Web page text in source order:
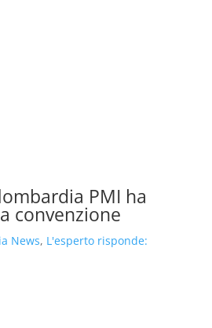
PMI ha
convenzione
News, L'esperto risponde: